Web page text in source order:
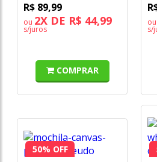
R$ 89,99
ou 2X DE R$ 44,99
s/juros
COMPRAR
ou
s/
50% OFF